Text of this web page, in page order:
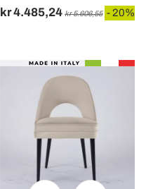
kr 4.485,24 kr 5.606,55 - 20%